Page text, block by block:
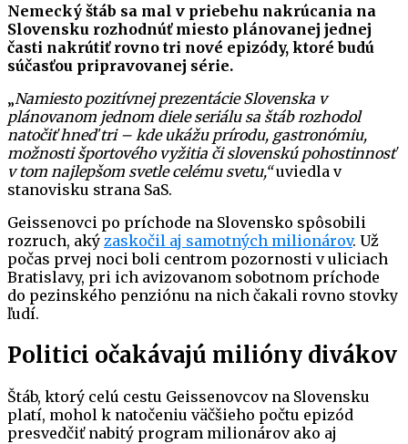
Nemecký štáb sa mal v priebehu nakrúcania na
Slovensku rozhodnúť miesto plánovanej jednej
časti nakrútiť rovno tri nové epizódy, ktoré budú
súčasťou pripravovanej série.
„Namiesto pozitívnej prezentácie Slovenska v
plánovanom jednom diele seriálu sa štáb rozhodol
natočiť hneď tri – kde ukážu prírodu, gastronómiu,
možnosti športového vyžitia či slovenskú pohostinnosť
v tom najlepšom svetle celému svetu,“uviedla v
stanovisku strana SaS.
Geissenovci po príchode na Slovensko spôsobili
rozruch, aký zaskočil aj samotných milionárov. Už
počas prvej noci boli centrom pozornosti v uliciach
Bratislavy, pri ich avizovanom sobotnom príchode
do pezinského penziónu na nich čakali rovno stovky
ľudí.
Politici očakávajú milióny divákov
Štáb, ktorý celú cestu Geissenovcov na Slovensku
platí, mohol k natočeniu väčšieho počtu epizód
presvedčiť nabitý program milionárov ako aj